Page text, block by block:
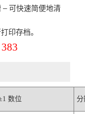
可快速简便地清
印存档。
数位 分